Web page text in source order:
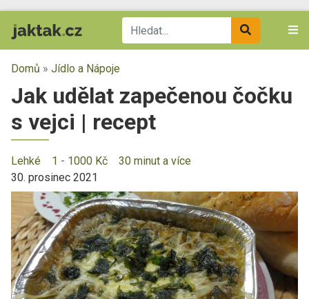
Domů » Jídlo a Nápoje
Jak udělat zapečenou čočku
s vejci | recept
Lehké 1 - 1000 Kč
30 minut a více
30. prosinec 2021